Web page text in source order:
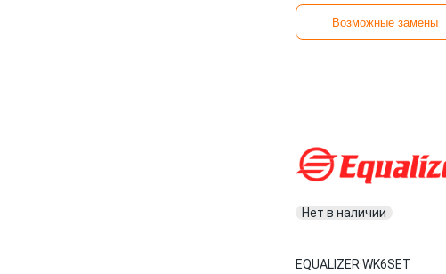
Возможные замены
Нет в наличии
EQUALIZER·WK6SET